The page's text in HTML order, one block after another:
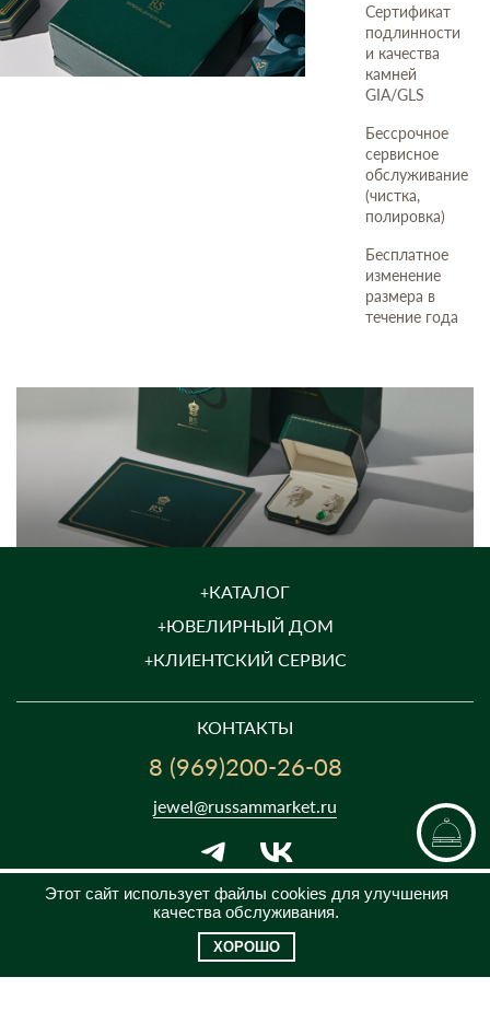
Сертификат
подлинности
и качества
камней
GIA/GLS
Бессрочное
сервисное
обслуживание
(чистка,
полировка)
Бесплатное
изменение
размера в
течение года
КАТАЛОГ
ЮВЕЛИРНЫЙ ДОМ
КЛИЕНТСКИЙ СЕРВИС
КОНТАКТЫ
8 (969)200-26-08
ПН-ПТ с 09:00 до 21:00
СБ-ВС с 10:00 до 18:00
jewel@russammarket.ru
Этот сайт использует файлы cookies для улучшения
качества обслуживания.
ХОРОШО